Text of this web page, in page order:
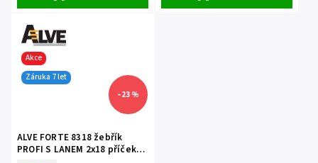
Akce
Záruka 7 let
–23 %
ALVE FORTE 8318 žebřík
PROFI S LANEM 2x18 příček